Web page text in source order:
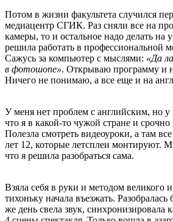
Потом в жизни факультета случился
медиацентр СГИК. Раз сняли все на
камеры, то и остальное надо делать на
решила работать в профессиональной
Сажусь за компьютер с мыслями: «Да
в фотошопе». Открываю программу и
Ничего не понимаю, а все еще и на
У меня нет проблем с английским, но
что я в какой-то чужой стране и срочно
Полезла смотреть видеоуроки, а там
лет 12, которые летсплеи монтируют.
что я решила разобраться сама.
Взяла себя в руки и методом великого
тихоньку начала въезжать.
же день свела звук, синхронизировала